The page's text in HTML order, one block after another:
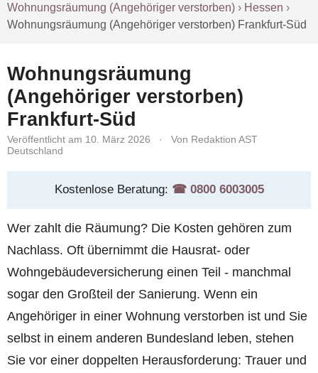
Wohnungsräumung (Angehöriger verstorben) › Hessen ›
Wohnungsräumung (Angehöriger verstorben) Frankfurt-Süd
Wohnungsräumung
(Angehöriger verstorben)
Frankfurt-Süd
Veröffentlicht am 10. März 2026 ·
Von Redaktion AST
Deutschland
Kostenlose Beratung: ☎︎ 0800 6003005
Wer zahlt die Räumung? Die Kosten gehören zum
Nachlass. Oft übernimmt die Hausrat- oder
Wohngebäudeversicherung einen Teil - manchmal
sogar den Großteil der Sanierung. Wenn ein
Angehöriger in einer Wohnung verstorben ist und Sie
selbst in einem anderen Bundesland leben, stehen
Sie vor einer doppelten Herausforderung: Trauer und